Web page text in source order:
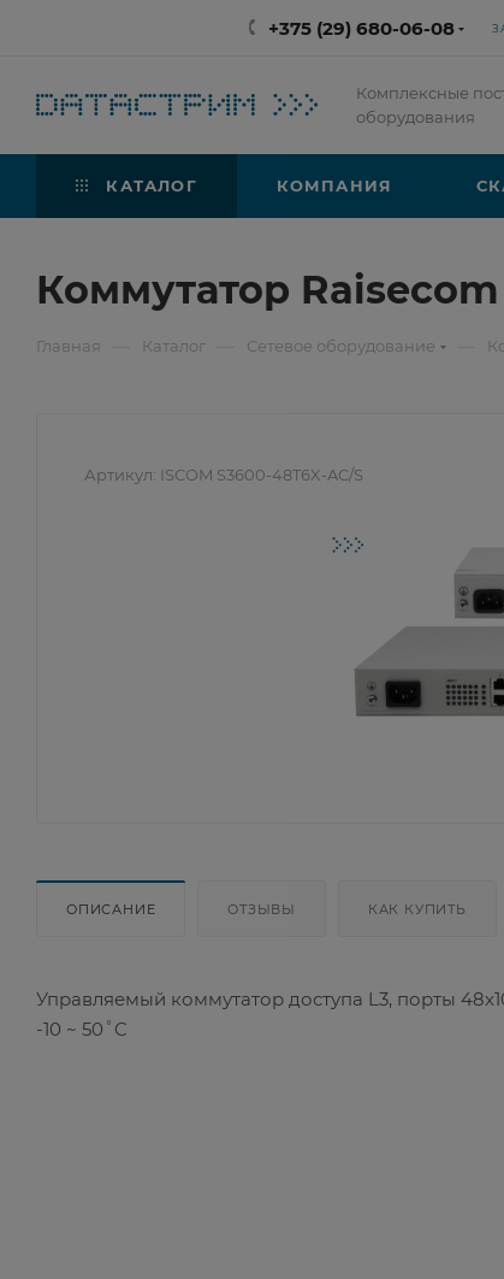
+375 (29) 680-06-08
Комплексные
оборудования
КАТАЛОГ КОМПАНИЯ
Коммутатор Raisecom
Главная Каталог Сетевое оборудование
Артикул: ISCOM S3600-48T6X-AC/S
ОПИСАНИЕ ОТЗЫВЫ КАК КУПИТЬ
Управляемый коммутатор доступа L3, порты
-10 ~ 50˚C